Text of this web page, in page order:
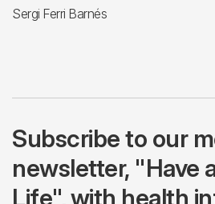
Sergi Ferri Barnés
Subscribe to our
newsletter, "Have
Life", with health